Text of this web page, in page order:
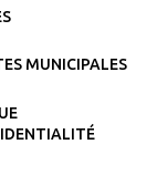
MUNICIPALES